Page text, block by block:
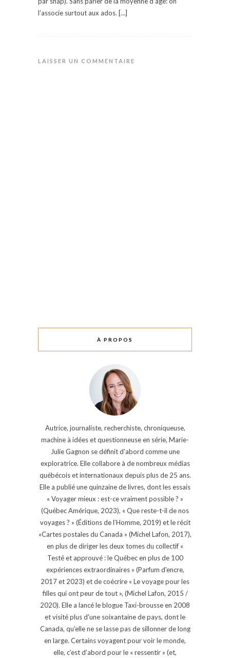
l’associe surtout aux ados. […]
LAISSER UN COMMENTAIRE
À PROPOS
Autrice, journaliste, recherchiste, chroniqueuse,
machine à idées et questionneuse en série, Marie-
Julie Gagnon se définit d’abord comme une
exploratrice. Elle collabore à de nombreux médias
québécois et internationaux depuis plus de 25 ans.
Elle a publié une quinzaine de livres, dont les essais
« Voyager mieux : est-ce vraiment possible ? »
(Québec Amérique, 2023), « Que reste-t-il de nos
voyages ? » (Éditions de l'Homme, 2019) et le récit
«Cartes postales du Canada » (Michel Lafon, 2017),
en plus de diriger les deux tomes du collectif «
Testé et approuvé : le Québec en plus de 100
expériences extraordinaires » (Parfum d'encre,
2017 et 2023) et de coécrire « Le voyage pour les
filles qui ont peur de tout », (Michel Lafon, 2015 /
2020). Elle a lancé le blogue Taxi-brousse en 2008
et visité plus d'une soixantaine de pays, dont le
Canada, qu'elle ne se lasse pas de sillonner de long
en large. Certains voyagent pour voir le monde,
elle, c’est d’abord pour le « ressentir » (et,